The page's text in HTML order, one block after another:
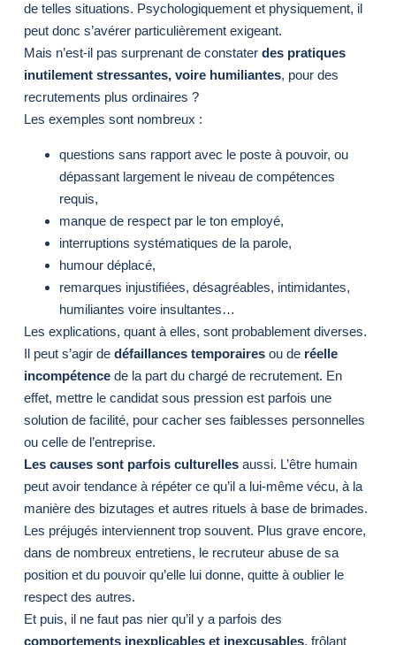
de telles situations. Psychologiquement et physiquement, il
peut donc s’avérer particulièrement exigeant.
Mais n’est-il pas surprenant de constater des pratiques
inutilement stressantes, voire humiliantes, pour des
recrutements plus ordinaires ?
Les exemples sont nombreux :
questions sans rapport avec le poste à pouvoir, ou
dépassant largement le niveau de compétences
requis,
manque de respect par le ton employé,
interruptions systématiques de la parole,
humour déplacé,
remarques injustifiées, désagréables, intimidantes,
humiliantes voire insultantes…
Les explications, quant à elles, sont probablement diverses.
Il peut s’agir de défaillances temporairesou de réelle
incompétencede la part du chargé de recrutement. En
effet, mettre le candidat sous pression est parfois une
solution de facilité, pour cacher ses faiblesses personnelles
ou celle de l’entreprise.
Les causes sont parfois culturellesaussi. L’être humain
peut avoir tendance à répéter ce qu’il a lui-même vécu, à la
manière des bizutages et autres rituels à base de brimades.
Les préjugés interviennent trop souvent. Plus grave encore,
dans de nombreux entretiens, le recruteur abuse de sa
position et du pouvoir qu’elle lui donne, quitte à oublier le
respect des autres.
Et puis, il ne faut pas nier qu’il y a parfois des
comportements inexplicables et inexcusables, frôlant